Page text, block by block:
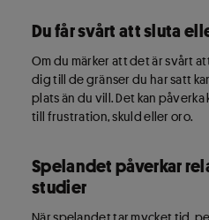
Du får svårt att sluta
Om du märker att det är svårt
dig till de gränser du har satt
plats än du vill. Det kan
till frustration, skuld eller oro.​
Spelandet påverkar
studier​